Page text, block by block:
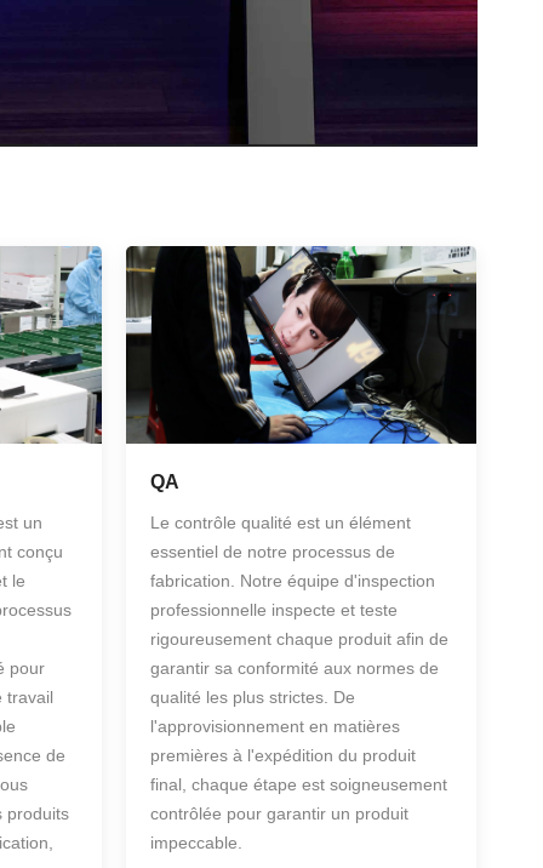
un
conçu
le
pour
travail
de
produits
QA
Le contrôle qualité est un élément
essentiel de notre processus de
fabrication. Notre équipe d'inspection
professionnelle inspecte et teste
rigoureusement chaque produit afin de
garantir sa conformité aux normes de
qualité les plus strictes. De
l'approvisionnement en matières
premières à l'expédition du produit
final, chaque étape est soigneusement
contrôlée pour garantir un produit
impeccable.